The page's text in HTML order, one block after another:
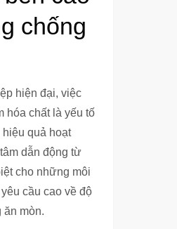
chống
hiện đại, việc
hóa chất là yếu tố
quả hoạt
dẫn động từ
cho những môi
cầu cao về độ
ăn mòn.